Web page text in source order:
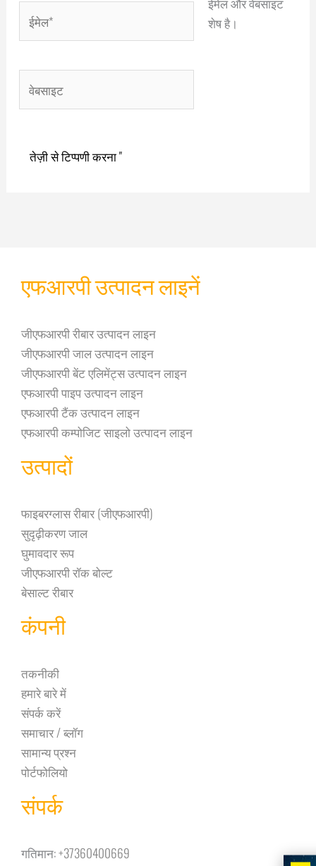
ईमेल*
शेष है।
एफआरपी उत्पादन लाइनें
जीएफआरपी रीबार उत्पादन लाइन
जीएफआरपी जाल उत्पादन लाइन
जीएफआरपी बेंट एलिमेंट्स उत्पादन लाइन
एफआरपी पाइप उत्पादन लाइन
एफआरपी टैंक उत्पादन लाइन
एफआरपी कम्पोजिट साइलो उत्पादन लाइन
उत्पादों
फाइबरग्लास रीबार (जीएफआरपी)
सुदृढ़ीकरण जाल
घुमावदार रूप
जीएफआरपी रॉक बोल्ट
बेसाल्ट रीबार
कंपनी
तकनीकी
हमारे बारे में
संपर्क करें
समाचार / ब्लॉग
सामान्य प्रश्न
पोर्टफोलियो
संपर्क
गतिमान:+37360400669